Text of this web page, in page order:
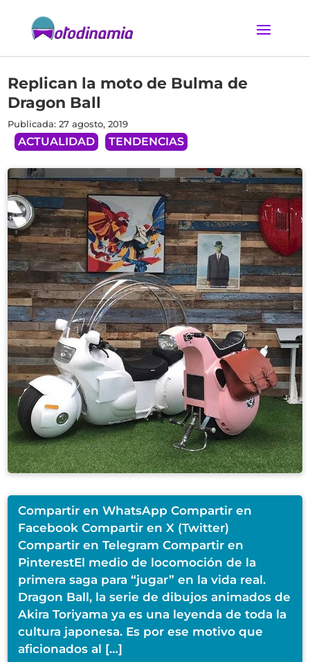
Replican la moto de Bulma de
Dragon Ball
Publicada: 27 agosto, 2019
ACTUALIDAD TENDENCIAS
Compartir en WhatsApp Compartir en
Facebook Compartir en X (Twitter)
Compartir en Telegram Compartir en
PinterestEl medio de locomoción de la
primera saga para “jugar” en la vida real.
Dragon Ball, la serie de dibujos animados de
Akira Toriyama ya es una leyenda de toda la
cultura japonesa. Es por ese motivo que
aficionados al […]